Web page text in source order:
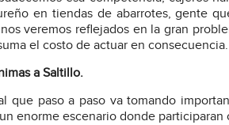
en tiendas de abarrotes, gente
veremos reflejados en la gran
el costo de actuar en consecuencia.
a Saltillo.
que paso a paso va tomando
enorme escenario donde